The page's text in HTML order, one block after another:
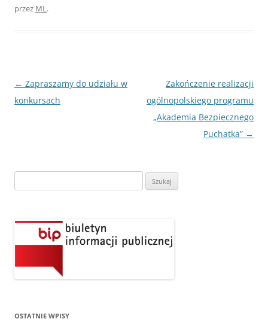
przez ML.
Nawigacja
wpisu
← Zapraszamy do udziału w
konkursach
Zakończenie realizacji
ogólnopolskiego programu
„Akademia Bezpiecznego
Puchatka” →
OSTATNIE WPISY